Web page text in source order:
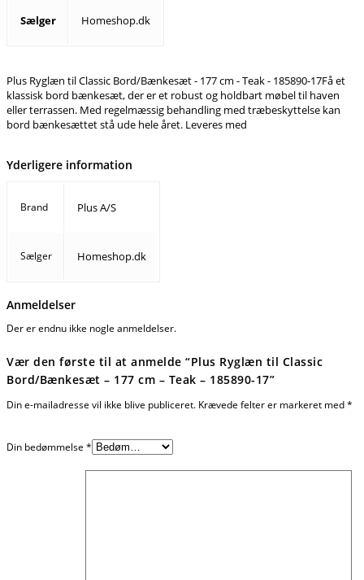
Sælger Homeshop.dk
Plus Ryglæn til Classic Bord/Bænkesæt - 177 cm - Teak - 185890-17Få et
klassisk bord bænkesæt, der er et robust og holdbart møbel til haven
eller terrassen. Med regelmæssig behandling med træbeskyttelse kan
bord bænkesættet stå ude hele året. Leveres med
Yderligere information
Brand Plus A/S
Sælger Homeshop.dk
Anmeldelser
Der er endnu ikke nogle anmeldelser.
Vær den første til at anmelde “Plus Ryglæn til Classic
Bord/Bænkesæt – 177 cm – Teak – 185890-17”
Din e-mailadresse vil ikke blive publiceret. Krævede felter er markeret med*
Din bedømmelse *